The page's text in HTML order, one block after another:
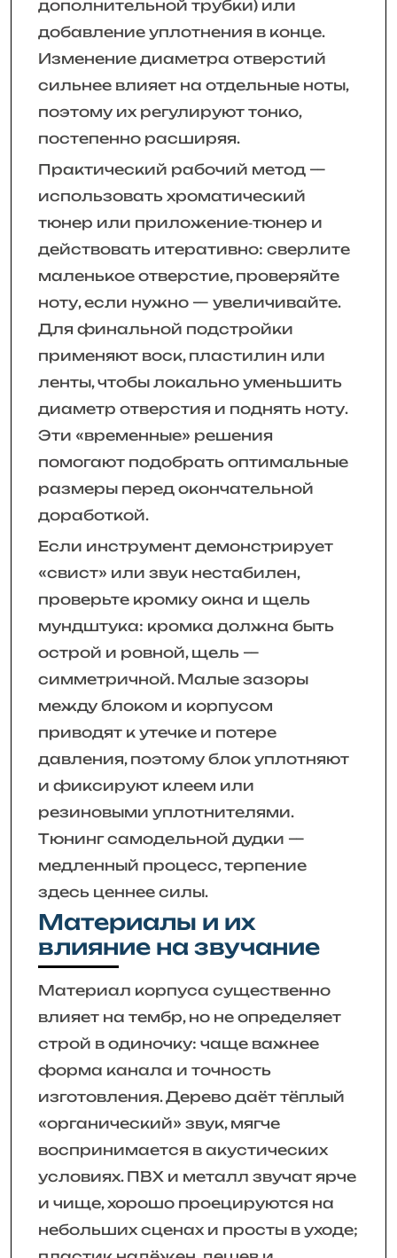
дополнительной трубки) или
добавление уплотнения в конце.
Изменение диаметра отверстий
сильнее влияет на отдельные ноты,
поэтому их регулируют тонко,
постепенно расширяя.
Практический рабочий метод —
использовать хроматический
тюнер или приложение‑тюнер и
действовать итеративно: сверлите
маленькое отверстие, проверяйте
ноту, если нужно — увеличивайте.
Для финальной подстройки
применяют воск, пластилин или
ленты, чтобы локально уменьшить
диаметр отверстия и поднять ноту.
Эти «временные» решения
помогают подобрать оптимальные
размеры перед окончательной
доработкой.
Если инструмент демонстрирует
«свист» или звук нестабилен,
проверьте кромку окна и щель
мундштука: кромка должна быть
острой и ровной, щель —
симметричной. Малые зазоры
между блоком и корпусом
приводят к утечке и потере
давления, поэтому блок уплотняют
и фиксируют клеем или
резиновыми уплотнителями.
Тюнинг самодельной дудки —
медленный процесс, терпение
здесь ценнее силы.
Материалы и их
влияние на звучание
Материал корпуса существенно
влияет на тембр, но не определяет
строй в одиночку: чаще важнее
форма канала и точность
изготовления. Дерево даёт тёплый
«органический» звук, мягче
воспринимается в акустических
условиях. ПВХ и металл звучат ярче
и чище, хорошо проецируются на
небольших сценах и просты в уходе;